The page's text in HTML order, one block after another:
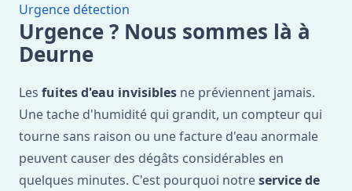
Urgence détection
Urgence ? Nous sommes là à
Deurne
Les fuites d'eau invisibles ne préviennent jamais.
Une tache d'humidité qui grandit, un compteur qui
tourne sans raison ou une facture d'eau anormale
peuvent causer des dégâts considérables en
quelques minutes. C'est pourquoi notreservice de